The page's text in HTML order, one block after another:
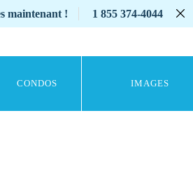
maintenant ! 1 855 374-4044
CONDOS IMAGES